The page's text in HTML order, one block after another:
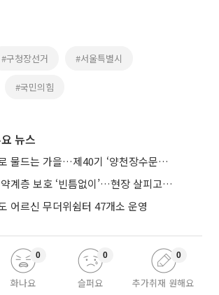
#구청장선거 #서울특별시
#국민의힘
뉴스
양천구, 배움으로 물드는 가을…제40기 ‘양천장수문화대학’ 수강생 모집
관악구, 폭염 취약계층 보호 ‘빈틈없이’…현장 살피고 지원 넓힌다
어르신 무더위쉼터 47개소 운영
화나요
0
슬퍼요
0
추가취재 원해요
0